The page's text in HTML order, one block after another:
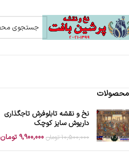
محصولات
نخ و نقشه تابلوفرش تاجگذاری
داریوش سایز کوچک
10,500,000 تومان 9,900,000 تومان